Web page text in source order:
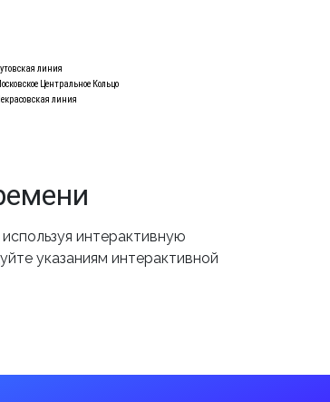
линия
Центральное Кольцо
линия
интерактивную
указаниям интерактивной